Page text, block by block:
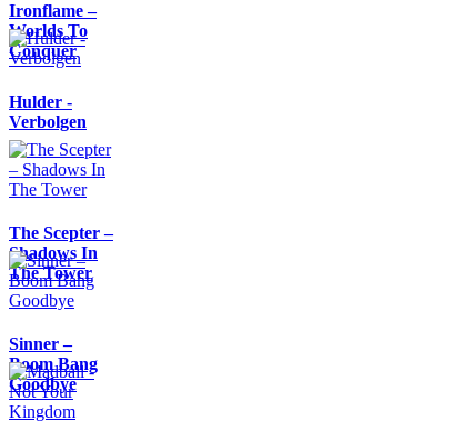
Ironflame –
Worlds To
Conquer
Hulder -
Verbolgen
The Scepter –
Shadows In
The Tower
Sinner –
Boom Bang
Goodbye